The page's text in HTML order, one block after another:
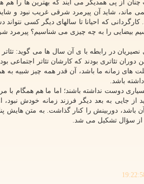
چنان از پی همدیگر می آیند که بهترین ها را
ماند، شاید آن پیرمرد شرقی غریب نبود و
که احیانا تا سالهای دیگر کسی نتواند
بیضایی را به چه چیزی می شناسیم؟
نصیریان در رابطه با ی آن سال ها می گوید:
دوران تئاتری بودند که کارشان تئاتر
های زمانه ما باشد، آن قدر همه چیز شبیه
باشد.
دوست نداشته باشند؛ اما ما هم همگام
از جایی به بعد دیگر فرزند زمانه خودش
دوربینش را کنار گذاشت. به متن هایش پناه
از سؤال تشکیل می شد.